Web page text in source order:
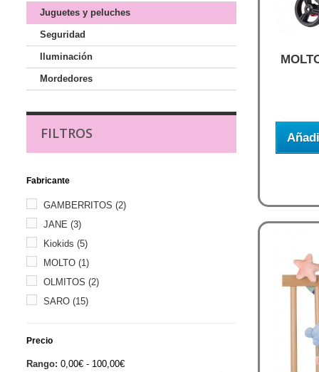
Juguetes y peluches
Seguridad
Iluminación
Mordedores
FILTROS
Fabricante
GAMBERRITOS (2)
JANE (3)
Kiokids (5)
MOLTO (1)
OLMITOS (2)
SARO (15)
Precio
Rango: 0,00€ - 100,00€